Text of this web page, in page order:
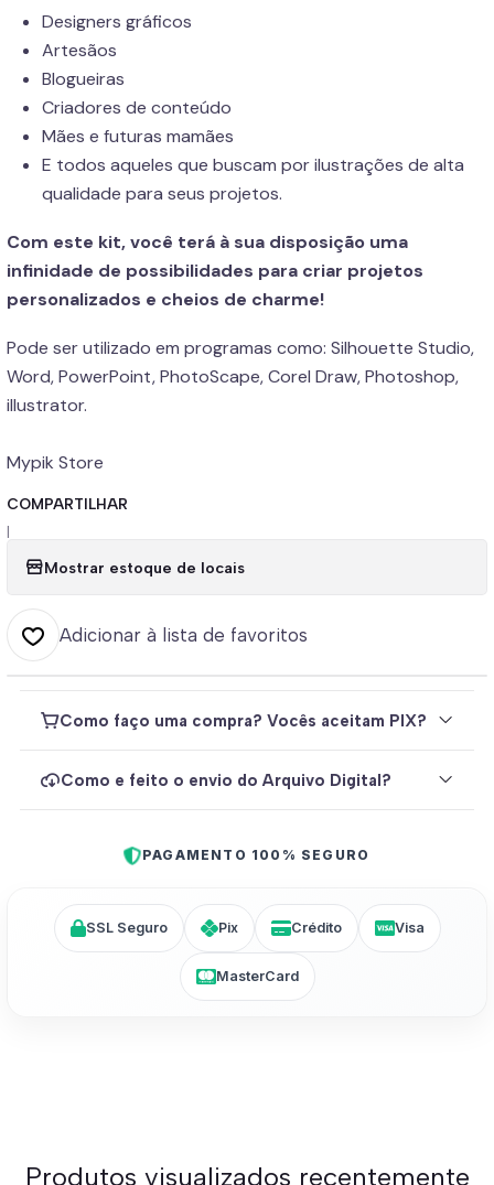
Designers gráficos
Artesãos
Blogueiras
Criadores de conteúdo
Mães e futuras mamães
E todos aqueles que buscam por ilustrações de alta
qualidade para seus projetos.
Com este kit, você terá à sua disposição uma
infinidade de possibilidades para criar projetos
personalizados e cheios de charme!
Pode ser utilizado em programas como: Silhouette Studio,
Word, PowerPoint, PhotoScape, Corel Draw, Photoshop,
illustrator.
Mypik Store
COMPARTILHAR
|
Mostrar estoque de locais
Adicionar à lista de favoritos
Como faço uma compra? Vocês aceitam PIX?
Como e feito o envio do Arquivo Digital?
PAGAMENTO 100% SEGURO
SSL Seguro Pix Crédito Visa
MasterCard
Produtos visualizados recentemente